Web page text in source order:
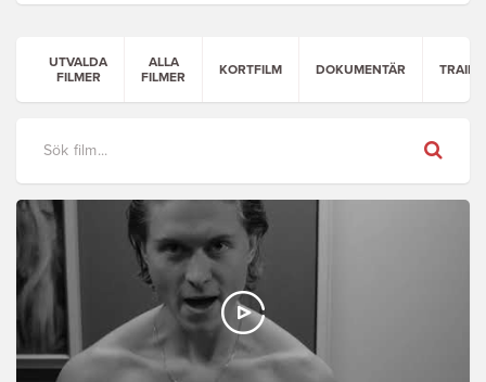
UTVALDA
FILMER
ALLA
FILMER
KORTFILM DOKUMENTÄR
Sök